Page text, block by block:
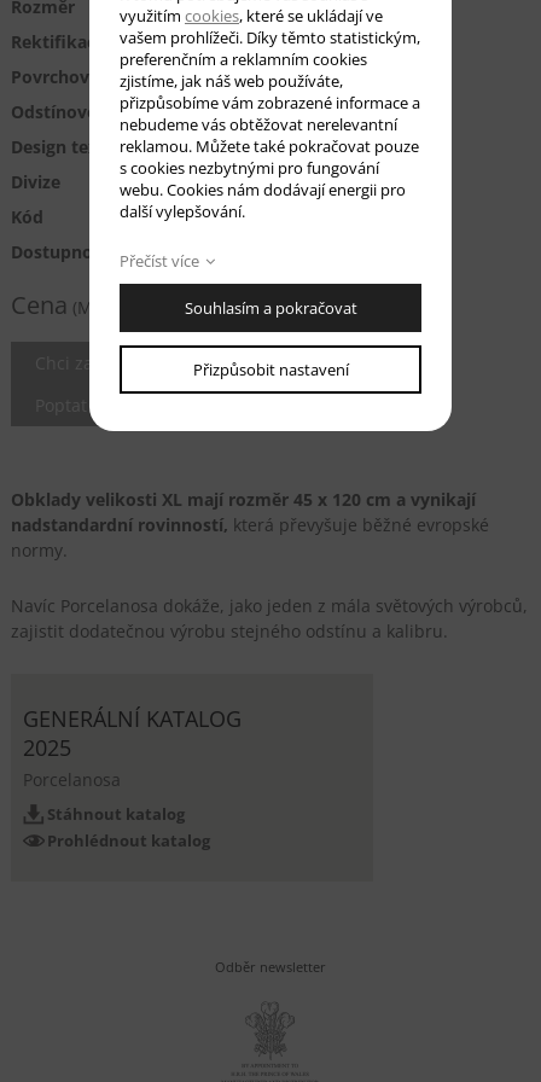
Rozměr
45 x 120 cm
Rektifikace
Rektifikované
Povrchová úprava
Mat
Odstínovost
V3-velké odchylky
Design textur
Kámen
Divize
Porcelanosa
Kód
100239845
Dostupnost
Cena (MOC bez DPH) 1 990 Kč/m2
Poptat cenu
Obklady velikosti XL mají rozměr 45 x 120 cm a vynikají
nadstandardní rovinností, která převyšuje běžné evropské
normy.
Navíc Porcelanosa dokáže, jako jeden z mála světových výrobců,
zajistit dodatečnou výrobu stejného odstínu a kalibru.
GENERÁLNÍ KATALOG
2025
Porcelanosa
Stáhnout katalog
Prohlédnout katalog
Odběr newsletter
využitím cookies, které se ukládají ve
vašem prohlížeči. Díky těmto statistickým,
preferenčním a reklamním cookies
zjistíme, jak náš web používáte,
přizpůsobíme vám zobrazené informace a
nebudeme vás obtěžovat nerelevantní
reklamou. Můžete také pokračovat pouze
s cookies nezbytnými pro fungování
webu. Cookies nám dodávají energii pro
další vylepšování.
Přečíst více
Souhlasím a pokračovat
Přizpůsobit nastavení